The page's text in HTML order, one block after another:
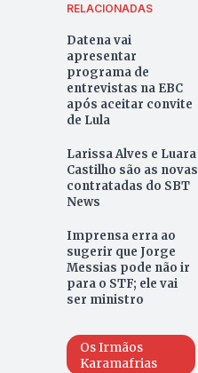
RELACIONADAS
Datena vai
apresentar
programa de
entrevistas na EBC
após aceitar convite
de Lula
Larissa Alves e Luara
Castilho são as novas
contratadas do SBT
News
Imprensa erra ao
sugerir que Jorge
Messias pode não ir
para o STF; ele vai
ser ministro
Os Irmãos
Karamafrias